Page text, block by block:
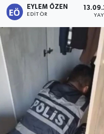
EYLEM ÖZEN
EDITÖR
KİĞI
RESMİ İLANLAR
SAĞLIK
SİYASET